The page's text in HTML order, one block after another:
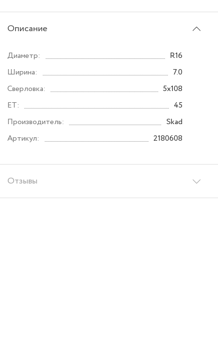
Описание
Отзывы
Диаметр:
R16
Ширина:
7.0
Сверловка:
5x108
ET:
45
Производитель:
Skad
Артикул:
2180608